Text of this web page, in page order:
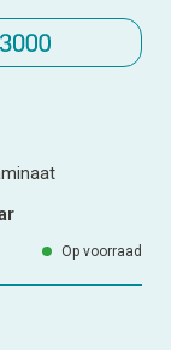
Op voorraad